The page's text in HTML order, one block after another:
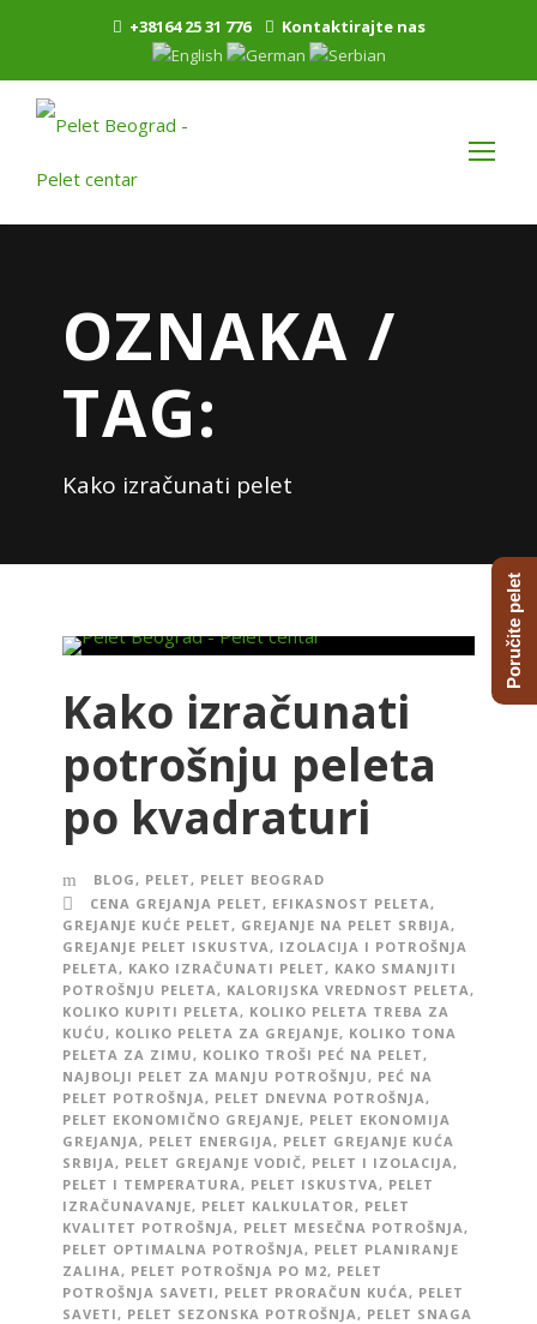
+38164 25 31 776 Kontaktirajte nas
OZNAKA /
TAG:
Kako izračunati pelet
Kako izračunati
potrošnju peleta
po kvadraturi
BLOG , PELET , PELET BEOGRAD
CENA GREJANJA PELET , EFIKASNOST PELETA ,
GREJANJE KUĆE PELET , GREJANJE NA PELET SRBIJA ,
GREJANJE PELET ISKUSTVA , IZOLACIJA I POTROŠNJA
PELETA , KAKO IZRAČUNATI PELET , KAKO SMANJITI
POTROŠNJU PELETA , KALORIJSKA VREDNOST PELETA ,
KOLIKO KUPITI PELETA , KOLIKO PELETA TREBA ZA
KUĆU , KOLIKO PELETA ZA GREJANJE, KOLIKO TONA
PELETA ZA ZIMU , KOLIKO TROŠI PEĆ NA PELET ,
NAJBOLJI PELET ZA MANJU POTROŠNJU , PEĆ NA
PELET POTROŠNJA , PELET DNEVNA POTROŠNJA ,
PELET EKONOMIČNO GREJANJE, PELET EKONOMIJA
GREJANJA , PELET ENERGIJA , PELET GREJANJE KUĆA
SRBIJA , PELET GREJANJE VODIČ, PELET I IZOLACIJA ,
PELET I TEMPERATURA , PELET ISKUSTVA , PELET
IZRAČUNAVANJE, PELET KALKULATOR , PELET
KVALITET POTROŠNJA , PELET MESEČNA POTROŠNJA ,
PELET OPTIMALNA POTROŠNJA , PELET PLANIRANJE
ZALIHA , PELET POTROŠNJA PO M2, PELET
POTROŠNJA SAVETI , PELET PRORAČUN KUĆA , PELET
SAVETI , PELET SEZONSKA POTROŠNJA , PELET SNAGA
Poručite pelet